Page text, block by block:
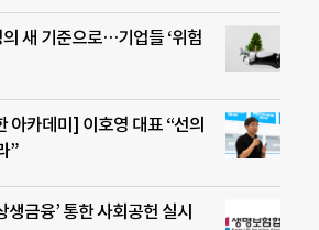
새 기준으로…기업들 ‘위험
아카데미] 이호영 대표 “선의
”
생금융’ 통한 사회공헌 실시